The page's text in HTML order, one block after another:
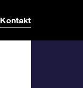
Kontakt